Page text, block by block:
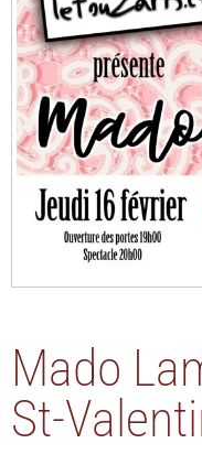
Mado
St-